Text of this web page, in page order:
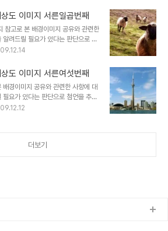
내용을 처음 "제안서 배경에 좋은
지들을 올리기 시작하면서 그 첫번
도 이미지 하나"에서 저의 생각을 밝
보시길 부탁드립니다. (_ _) 내용
지 출처: interfacelift.com ▣ 멋진
도 이미지 서른일곱번째
참고로 본 배경이미지 공유와 관련한
려드릴 필요가 있다는 판단으로 첨
련한 포스팅을 주제로 설정하고 블
대한 내용을 처음 "제안서 배경에
이미지들을 올리기 시작하면서 그
해상도 이미지 하나"에서 저의 생각
한번 보시길 부탁드립니다. (_ _)
이미지 출처: interfacelift.com ▣
도 이미지 서른여섯번째
경이미지 공유와 관련한 사항에 대
요가 있다는 판단으로 첨언을 추가
팅을 주제로 설정하고 블로그에 글
미지 하나"에서 저의 생각을 밝혀 놓
더보기